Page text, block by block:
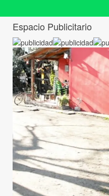
Espacio Publicitario